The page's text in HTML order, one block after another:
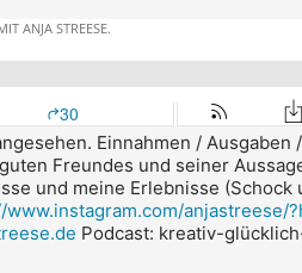
Einnahmen / Ausgaben
Freundes und seiner
und meine Erlebnisse
www.instagram.com/anjastreese/
Podcast: kreativ-